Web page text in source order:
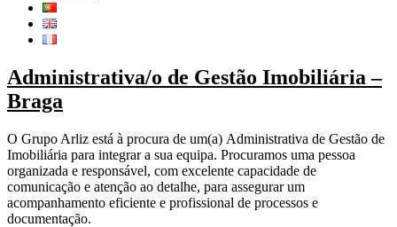
Administrativa/o de Gestão Imobiliária –
Braga
O Grupo Arliz está à procura de um(a) Administrativa de Gestão de
Imobiliária para integrar a sua equipa. Procuramos uma pessoa
organizada e responsável, com excelente capacidade de
comunicação e atenção ao detalhe, para assegurar um
acompanhamento eficiente e profissional de processos e
documentação.